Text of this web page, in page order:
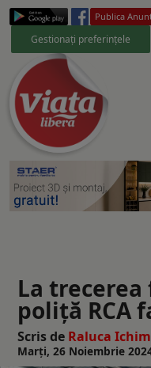
Publica
Gestionați preferințele
La
poliță RCA
Scris de Raluca Ichim
Marți, 26 Noiembrie